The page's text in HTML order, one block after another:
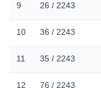
9 26 / 2243
10 36 / 2243
11 35 / 2243
12 76 / 2243